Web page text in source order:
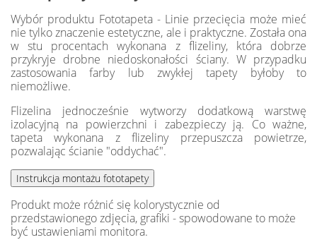
Wybór produktu Fototapeta - Linie przecięcia może mieć
nie tylko znaczenie estetyczne, ale i praktyczne. Została ona
w stu procentach wykonana z flizeliny, która dobrze
przykryje drobne niedoskonałości ściany. W przypadku
zastosowania farby lub zwykłej tapety byłoby to
niemożliwe.
Flizelina jednocześnie wytworzy dodatkową warstwę
izolacyjną na powierzchni i zabezpieczy ją. Co ważne,
tapeta wykonana z flizeliny przepuszcza powietrze,
pozwalając ścianie "oddychać".
Produkt może różnić się kolorystycznie od
przedstawionego zdjęcia, grafiki - spowodowane to może
być ustawieniami monitora.